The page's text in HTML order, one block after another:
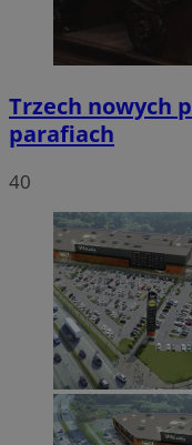
Trzech nowych
parafiach
40